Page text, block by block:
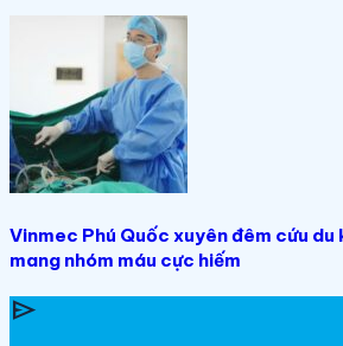
Vinmec Phú Quốc xuyên đêm cứu
mang nhóm máu cực hiếm
send